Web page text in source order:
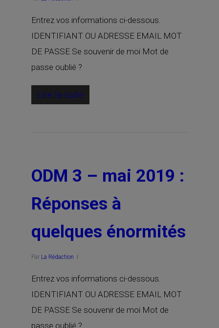
Entrez vos informations ci-dessous.
IDENTIFIANT OU ADRESSE EMAIL MOT
DE PASSE Se souvenir de moi Mot de
passe oublié ?
Lire la suite
ODM 3 – mai 2019 :
Réponses à
quelques énormités
Par La Rédaction
Entrez vos informations ci-dessous.
IDENTIFIANT OU ADRESSE EMAIL MOT
DE PASSE Se souvenir de moi Mot de
passe oublié ?